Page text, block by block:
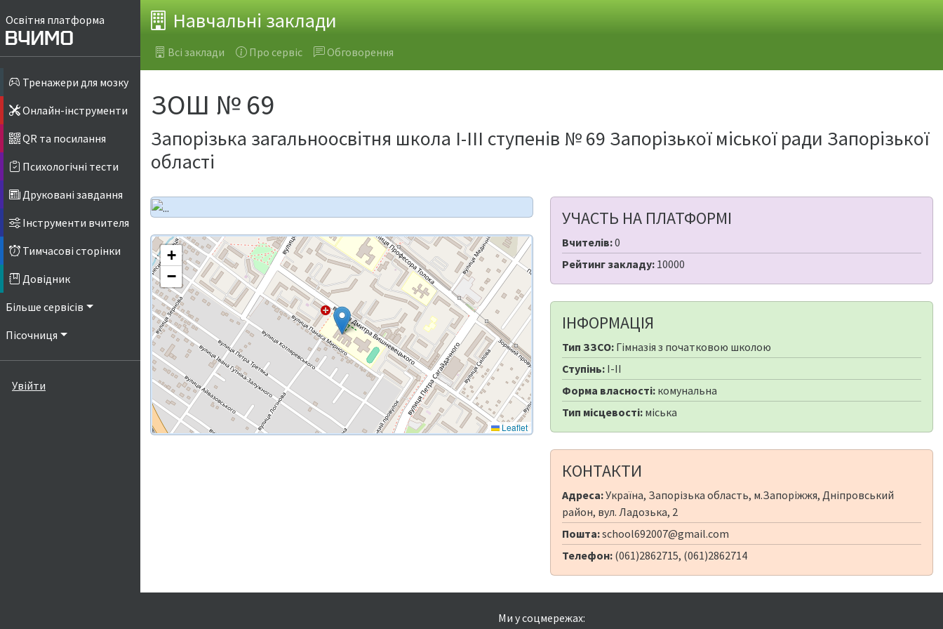
Освітня платформа
Тренажери для мозку
Онлайн-інструменти
QR та посилання
Психологічні тести
Друковані завдання
Інструменти вчителя
Тимчасові сторінки
Довідник
Більше сервісів
Пісочниця
Увійти
Навчальні заклади
Всі заклади Про сервіс Обговорення
ЗOШ № 69
Запорізька загальноосвітня школа І-ІІІ ступенів № 69 Запорізької міської ради Запорізької
області
+
−
Leaflet
УЧАСТЬ НА ПЛАТФОРМІ
Вчителів:0
Рейтинг закладу: 10000
ІНФОРМАЦІЯ
Тип ЗЗСО: Гімназія з початковою школою
Ступінь: I-II
Форма власності: комунальна
Тип місцевості: міська
КОНТАКТИ
Адреса:Україна, Запорізька область, м.Запоріжжя, Дніпровський
район, вул. Ладозька, 2
Пошта:school692007@gmail.com
Телефон: (061)2862715, (061)2862714
Ми у соцмережах: